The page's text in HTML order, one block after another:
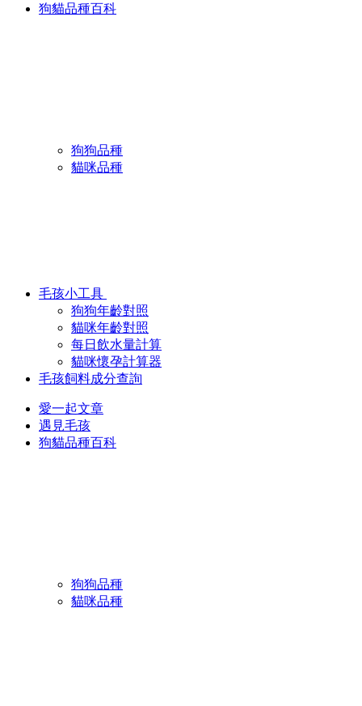
狗貓品種百科
狗狗品種
貓咪品種
毛孩小工具
狗狗年齡對照
貓咪年齡對照
每日飲水量計算
貓咪懷孕計算器
毛孩飼料成分查詢
愛一起文章
遇見毛孩
狗貓品種百科
狗狗品種
貓咪品種